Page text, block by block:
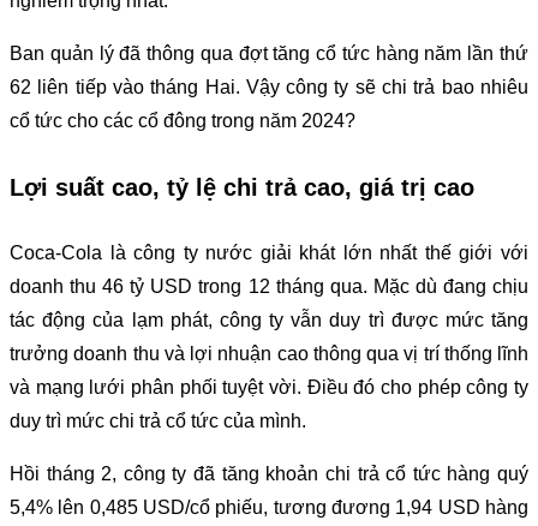
Ban quản lý đã thông qua đợt tăng cổ tức hàng năm lần thứ
62 liên tiếp vào tháng Hai. Vậy công ty sẽ chi trả bao nhiêu
cổ tức cho các cổ đông trong năm 2024?
Lợi suất cao, tỷ lệ chi trả cao, giá trị cao
Coca-Cola là công ty nước giải khát lớn nhất thế giới với
doanh thu 46 tỷ USD trong 12 tháng qua. Mặc dù đang chịu
tác động của lạm phát, công ty vẫn duy trì được mức tăng
trưởng doanh thu và lợi nhuận cao thông qua vị trí thống lĩnh
và mạng lưới phân phối tuyệt vời. Điều đó cho phép công ty
duy trì mức chi trả cổ tức của mình.
Hồi tháng 2, công ty đã tăng khoản chi trả cổ tức hàng quý
5,4% lên 0,485 USD/cổ phiếu, tương đương 1,94 USD hàng